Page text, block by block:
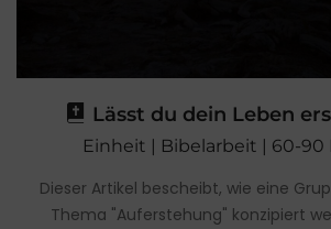
Lässt du dein Leben
Einheit | Bibelarbeit | 60-90
Dieser Artikel bescheibt, wie eine
Thema "Auferstehung" konzipiert